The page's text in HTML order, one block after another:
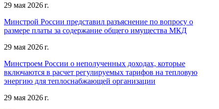
29 мая 2026 г.
Минстрой России представил разъяснение по вопросу о
размере платы за содержание общего имущества МКД
29 мая 2026 г.
Минстроем России о неполученных доходах, которые
включаются в расчет регулируемых тарифов на тепловую
энергию для теплоснабжающей организации
29 мая 2026 г.